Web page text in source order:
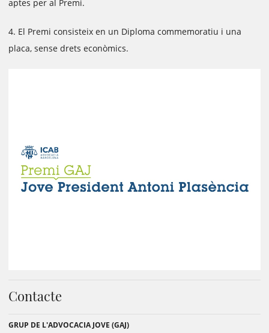
aptes per al Premi.
4. El Premi consisteix en un Diploma commemoratiu i una
placa, sense drets econòmics.
Contacte
GRUP DE L'ADVOCACIA JOVE (GAJ)